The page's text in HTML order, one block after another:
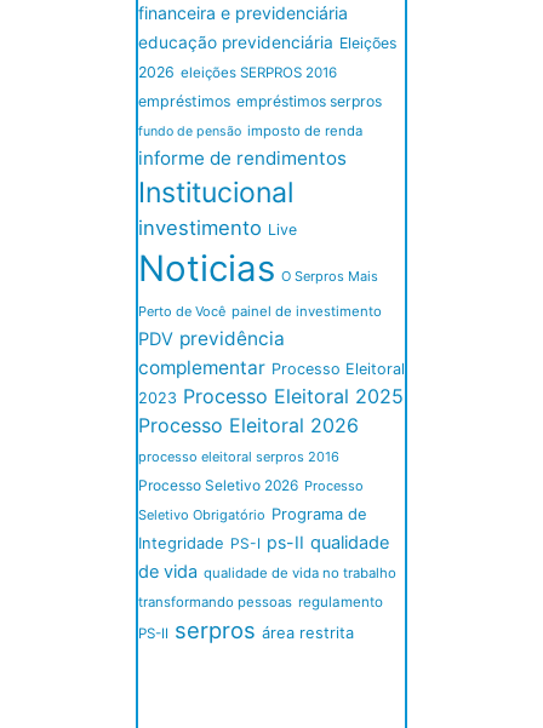
financeira e previdenciária
educação previdenciária Eleições
2026 eleições SERPROS 2016
empréstimos empréstimos serpros
fundo de pensão imposto de renda
informe de rendimentos
Institucional
investimento Live
Noticias O Serpros Mais
Perto de Você painel de investimento
PDV previdência
complementar Processo Eleitoral
2023 Processo Eleitoral 2025
Processo Eleitoral 2026
processo eleitoral serpros 2016
Processo Seletivo 2026 Processo
Seletivo Obrigatório Programa de
Integridade PS-I ps-II qualidade
de vida qualidade de vida no trabalho
transformando pessoas regulamento
PS-II serpros área restrita